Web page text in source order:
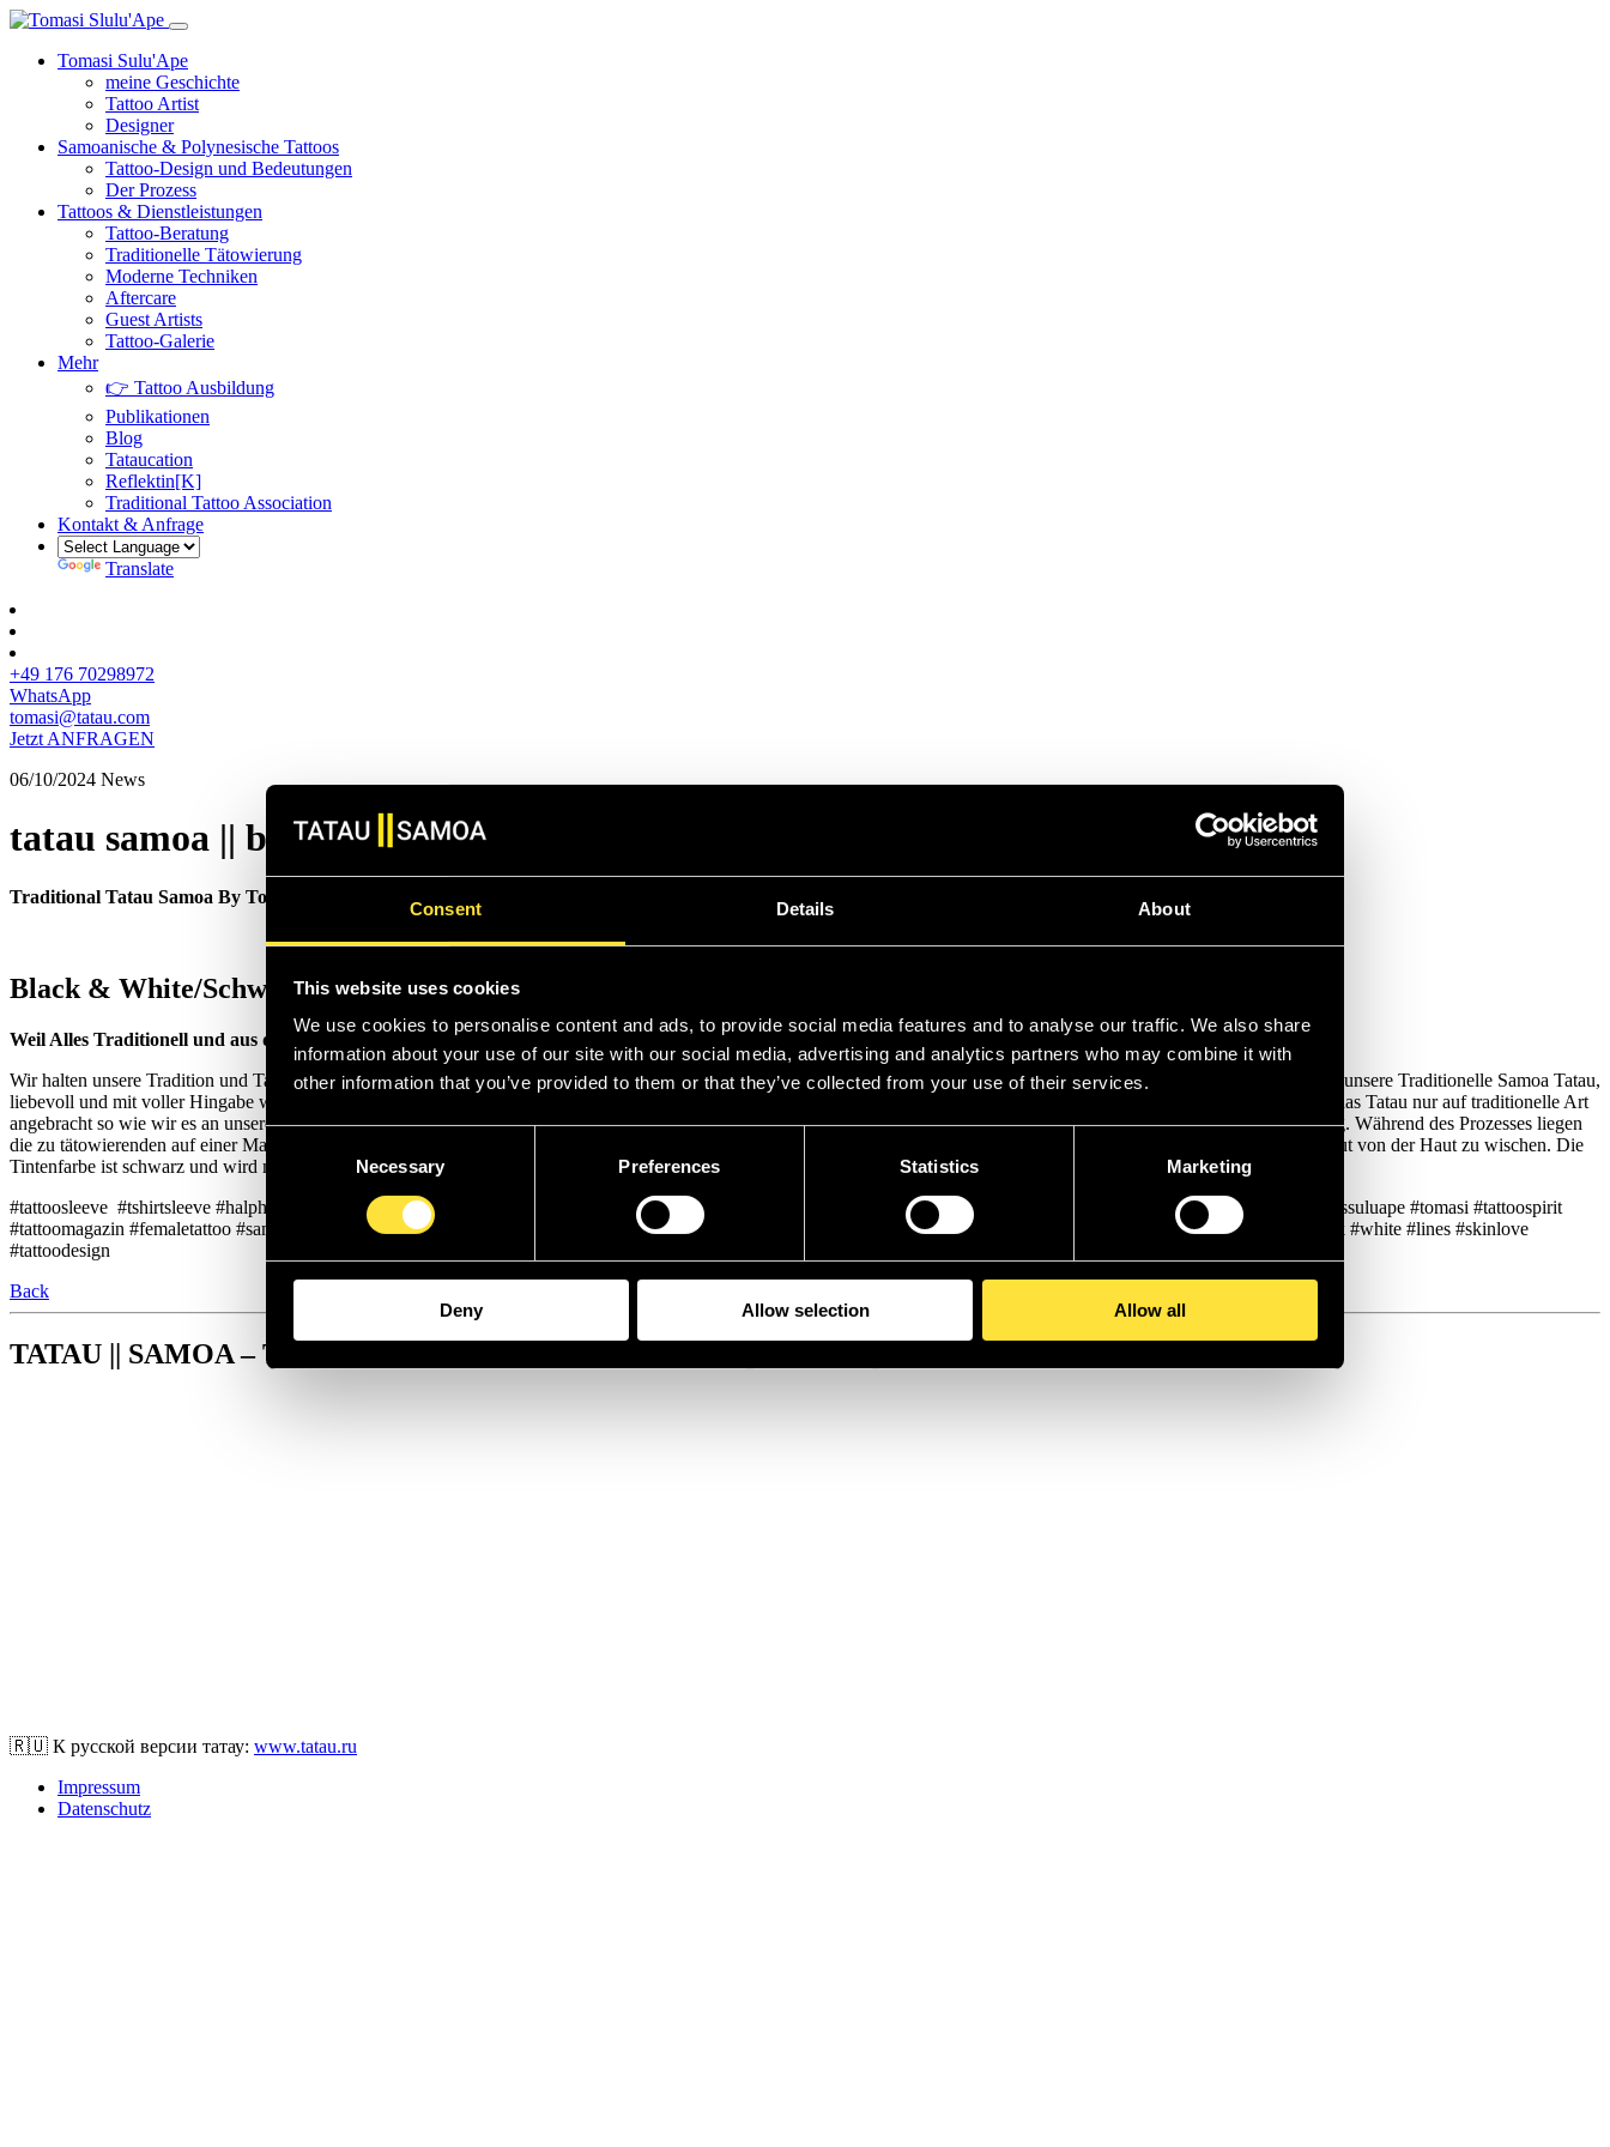
Consent Details About
This website uses cookies
We use cookies to personalise content and ads, to provide social media features and to analyse our traffic. We also share
information about your use of our site with our social media, advertising and analytics partners who may combine it with
other information that you’ve provided to them or that they’ve collected from your use of their services.
Consent
Selection
Necessary Preferences Statistics Marketing
Deny Allow selection Allow all
Tomasi Sulu'Ape
meine Geschichte
Tattoo Artist
Designer
Samoanische & Polynesische Tattoos
Tattoo-Design und Bedeutungen
Der Prozess
Tattoos & Dienstleistungen
Tattoo-Beratung
Traditionelle Tätowierung
Moderne Techniken
Aftercare
Guest Artists
Tattoo-Galerie
Mehr
👉 Tattoo Ausbildung
Publikationen
Blog
Tataucation
Reflektin[K]
Traditional Tattoo Association
Kontakt & Anfrage
Translate
+49 176 70298972
WhatsApp
tomasi@tatau.com
Jetzt ANFRAGEN
06/10/2024 News
tatau samoa || between the lines
Traditional Tatau Samoa By Tomasi
Black & White/Schwarz&Weiß
Weil Alles Traditionell und aus der besten Samoa Tradition stammt.
Wir halten unsere Tradition und Tattoo in der Historik und Geschichte des Menschen in Ehre und geben jeder Haut den Samoa Schliff den er verdient, wir geben jedem Kunden unsere Traditionelle Samoa Tatau,
liebevoll und mit voller Hingabe weiter. Die Tradition besteht seid ca. 2800 Jahren und wird von Generation zur Generation weiter gegeben. Nach Samoanischem Brauch wird das Tatau nur auf traditionelle Art
angebracht so wie wir es an unsere Kunden weiter geben seid Jahren. In Verbindung mit bestimmten Zeremonien und Ritualen hat es für den Tätowierten eine starke Bedeutung. Während des Prozesses liegen
die zu tätowierenden auf einer Matte auf dem Boden, während die Tätowierer daneben sitzen. Die Assistenten werden als
bezeichnet. Das samoanische Wort beschreibt, Blut von der Haut zu wischen. Die
Tintenfarbe ist schwarz und wird mit Tradition und Liebe in die Haut eingearbeitet.
#tattoosleeve #tshirtsleeve #halphsleeve #fullsleeve #dreiviertelsleeve #traditionaltattoodesign#samoanischerarmsleeve #maoritattoo #tattoo #tattoos #tatau # tatausamoa #tomasissuluape #tomasi #tattoospirit
#tattoomagazin #femaletattoo #samoatattoo #samoadesign #samoanischestattoo #freiburgimbreisgau #freiburgtattoo #tatausamoa #tattoolife #tätowiermagazin #tattoospirit #black #white #lines #skinlove
#tattoodesign
Back
TATAU || SAMOA – Traditionelles Tattoo-Studio in Freiburg im Breisgau
🇷🇺 К русской версии татау: www.tatau.ru
Impressum
Datenschutz